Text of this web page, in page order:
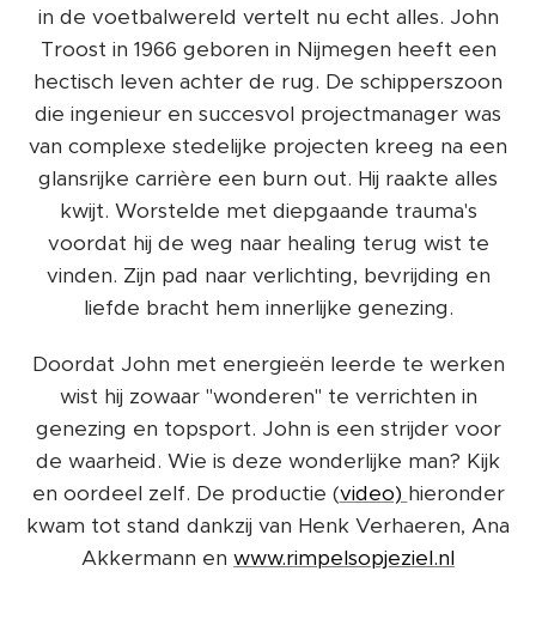
in de voetbalwereld vertelt nu echt alles. John
Troost in 1966 geboren in Nijmegen heeft een
hectisch leven achter de rug. De schipperszoon
die ingenieur en succesvol projectmanager was
van complexe stedelijke projecten kreeg na een
glansrijke carrière een burn out. Hij raakte alles
kwijt. Worstelde met diepgaande trauma's
voordat hij de weg naar healing terug wist te
vinden. Zijn pad naar verlichting, bevrijding en
liefde bracht hem innerlijke genezing.
Doordat John met energieën leerde te werken
wist hij zowaar "wonderen" te verrichten in
genezing en topsport. John is een strijder voor
de waarheid. Wie is deze wonderlijke man? Kijk
en oordeel zelf. De productie (video) hieronder
kwam tot stand dankzij van Henk Verhaeren, Ana
Akkermann en www.rimpelsopjeziel.nl